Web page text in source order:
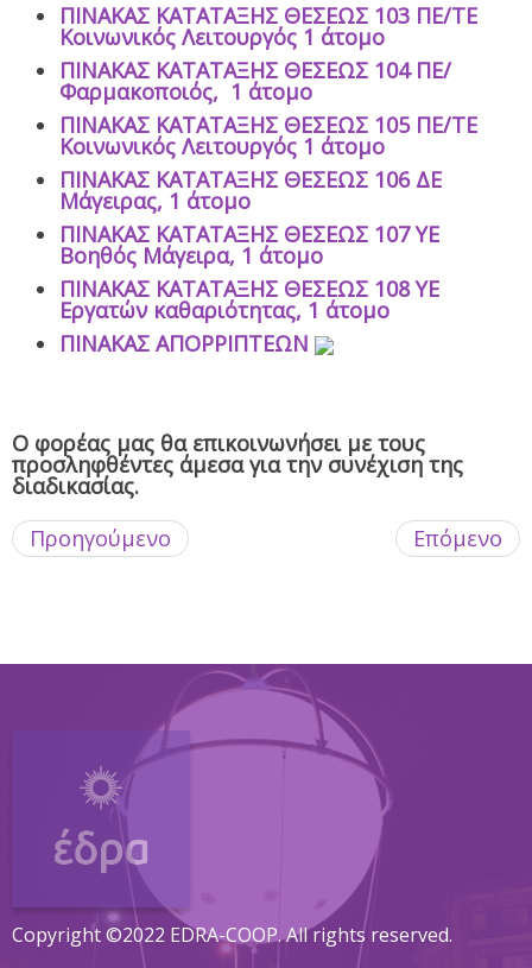
ΠΙΝΑΚΑΣ ΚΑΤΑΤΑΞΗΣ ΘΕΣΕΩΣ 103 ΠΕ/ΤΕ
Κοινωνικός Λειτουργός 1 άτομο
ΠΙΝΑΚΑΣ ΚΑΤΑΤΑΞΗΣ ΘΕΣΕΩΣ 104 ΠΕ/
Φαρμακοποιός, 1 άτομο
ΠΙΝΑΚΑΣ ΚΑΤΑΤΑΞΗΣ ΘΕΣΕΩΣ 105 ΠΕ/ΤΕ
Κοινωνικός Λειτουργός 1 άτομο
ΠΙΝΑΚΑΣ ΚΑΤΑΤΑΞΗΣ ΘΕΣΕΩΣ 106 ΔΕ
Μάγειρας, 1 άτομο
ΠΙΝΑΚΑΣ ΚΑΤΑΤΑΞΗΣ ΘΕΣΕΩΣ 107 ΥΕ
Βοηθός Μάγειρα, 1 άτομο
ΠΙΝΑΚΑΣ ΚΑΤΑΤΑΞΗΣ ΘΕΣΕΩΣ 108 ΥΕ
Εργατών καθαριότητας, 1 άτομο
ΠΙΝΑΚΑΣ ΑΠΟΡΡΙΠΤΕΩΝ
Ο φορέας μας θα επικοινωνήσει με τους
προσληφθέντες άμεσα για την συνέχιση της
διαδικασίας.
Προηγούμενο
Επόμενο
Copyright ©2022 EDRA-COOP. All rights reserved.